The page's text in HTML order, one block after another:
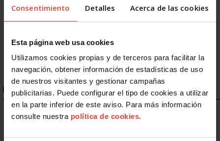
Consentimiento Detalles Acerca de las cookies
Esta página web usa cookies
Utilizamos cookies propias y de terceros para facilitar la
navegación, obtener información de estadísticas de uso
de nuestros visitantes y gestionar campañas
publicitarias. Puede configurar el tipo de cookies a utilizar
en la parte inferior de este aviso. Para más información
consulte nuestra política de cookies.
26 JUNIO, 2026
ENLACES DESTACADOS